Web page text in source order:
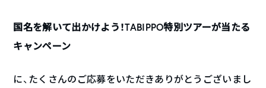
国名を解いて出かけよう！TABIPPO特別ツアーが当たる
キャンペーン
に、たくさんのご応募をいただきありがとうございまし